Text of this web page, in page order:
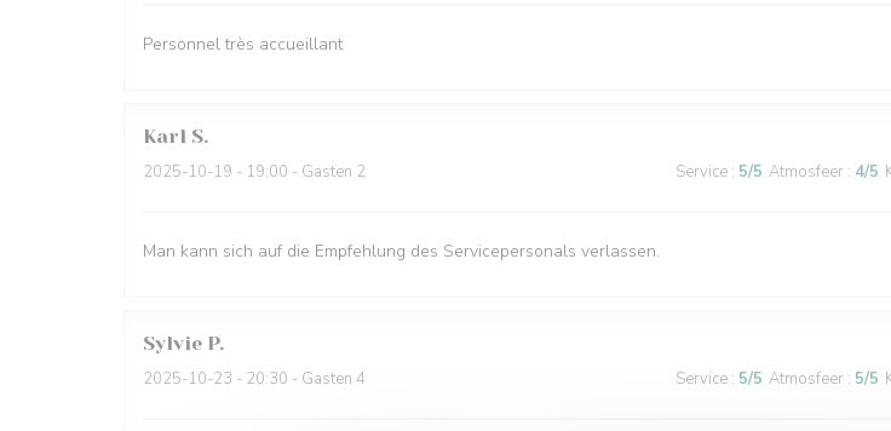
Personnel très accueillant
Karl S
2025-10-19 - 19:00 - Gasten 2 Service : 5/5 Atmosfeer : 4/5
Man kann sich auf die Empfehlung des Servicepersonals verlassen.
Sylvie P
2025-10-23 - 20:30 - Gasten 4 Service : 5/5 Atmosfeer : 5/5